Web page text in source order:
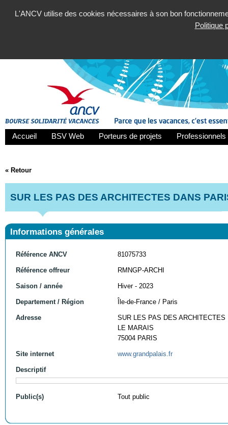
L'ANCV utilise des cookies nécessaires à son bon
Politique
Accueil BSV Web Porteurs de projets
« Retour
SUR LES PAS DES ARCHITECTES DANS
Informations générales
Référence ANCV 81075733
Référence offreur RMNGP-ARCHI
Saison / année Hiver - 2023
Departement / Région Île-de-France / Paris
Adresse
SUR LES PAS DES ARCHITECTES
LE MARAIS
75004 PARIS
Site internet www.grandpalais.fr
Descriptif
Public(s) Tout public